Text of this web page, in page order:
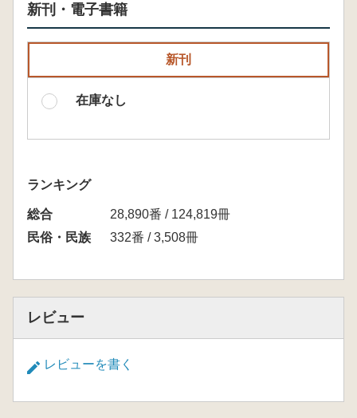
新刊・電子書籍
新刊
在庫なし
ランキング
総合
28,890番 / 124,819冊
民俗・民族
332番 / 3,508冊
レビュー
レビューを書く